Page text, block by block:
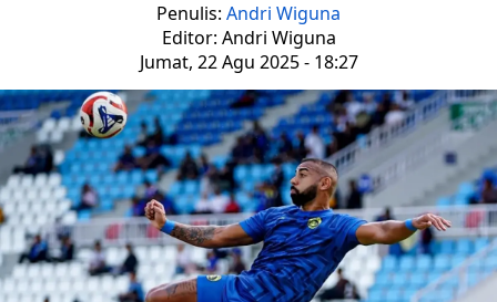
Penulis: Andri Wiguna
Editor: Andri Wiguna
Jumat, 22 Agu 2025 - 18:27